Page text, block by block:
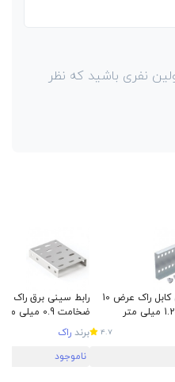
نفری باشید که نظر
رابط سینی کابل راک عرض 10
4.7
ضخامت 0.9 میلی متر
برند راک
ناموجود